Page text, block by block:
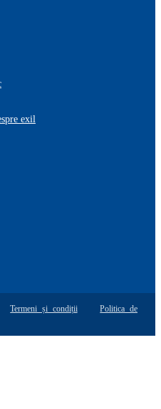
exil
Termeni și condiții
Politica de